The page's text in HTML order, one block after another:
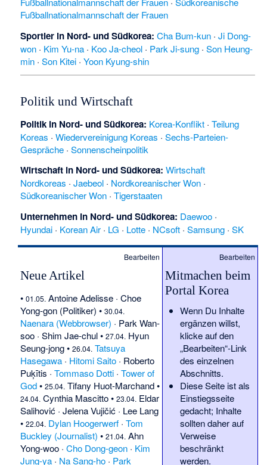
Fußballnationalmannschaft der Frauen
Sportler in Nord-undSüdkorea: Cha Bum-kun ·Ji Dong-
won · Kim Yu-na · Koo Ja-cheol · Park Ji-sung ·Son Heung-
min ·Son Kitei ·Yoon Kyung-shin
Politik und Wirtschaft
Politik in Nord-undSüdkorea: Korea-Konflikt ·Teilung
Koreas ·Wiedervereinigung Koreas ·Sechs-Parteien-
Gespräche ·Sonnenscheinpolitik
Wirtschaft in Nord-undSüdkorea: Wirtschaft
Nordkoreas ·Jaebeol · Nordkoreanischer Won ·
Südkoreanischer Won ·Tigerstaaten
Unternehmen in Nord-undSüdkorea: Daewoo ·
Hyundai · Korean Air · LG · Lotte · NCsoft ·Samsung ·SK
Bearbeiten
Neue Artikel
•01.05. Antoine Adelisse ·Choe
Yong-gon (Politiker) •30.04.
Naenara (Webbrowser) · Park Wan-
soo ·Shim Jae-chul•27.04. Hyun
Seung-jong•26.04. Tatsuya
Hasegawa · Hitomi Saito · Roberto
Puķītis ·Tommaso Dotti ·Tower of
God•25.04. Tifany Huot-Marchand•
24.04. Cynthia Mascitto•23.04. Eldar
Salihović ·Jelena Vujičić · Lee Lang
•22.04. Dylan Hoogerwerf ·Tom
Buckley (Journalist) •21.04. Ahn
Yong-woo ·Cho Dong-geon · Kim
Jung-ya · Na Sang-ho · Park
Bearbeiten
Mitmachen beim
Portal Korea
Wenn Du Inhalte
ergänzen willst,
klicke auf den
„Bearbeiten“-Link
des einzelnen
Abschnitts.
Diese Seite ist als
Einstiegsseite
gedacht; Inhalte
sollten daher auf
Verweise
beschränkt
werden.